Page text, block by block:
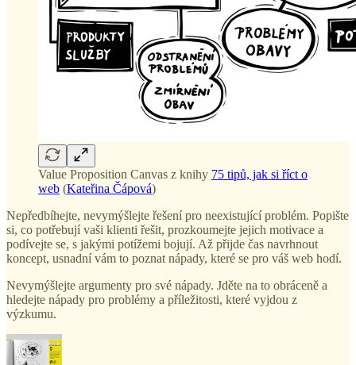
Value Proposition Canvas z knihy 75 tipů, jak si říct o
web (Kateřina Čápová)
Nepředbíhejte, nevymýšlejte řešení pro neexistující problém. Popište
si, co potřebují vaši klienti řešit, prozkoumejte jejich motivace a
podívejte se, s jakými potížemi bojují. Až přijde čas navrhnout
koncept, usnadní vám to poznat nápady, které se pro váš web hodí.
Nevymýšlejte argumenty pro své nápady. Jděte na to obráceně a
hledejte nápady pro problémy a příležitosti, které vyjdou z
výzkumu.